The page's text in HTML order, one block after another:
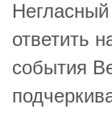
ответить
события